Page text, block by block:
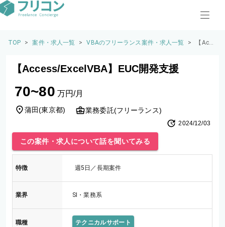
TOP > 案件・求人一覧 > VBAのフリーランス案件・求人一覧 >
【Acce
【Access/ExcelVBA】EUC開発支援
70~80 万円/月
蒲田(東京都) 業務委託(フリーランス)
2024/12/03
この案件・求人について話を聞いてみる
特徴 週5日／長期案件
業界 SI・業務系
職種 テクニカルサポート